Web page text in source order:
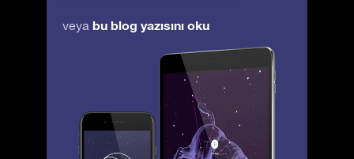
veya bu blog yazısını oku